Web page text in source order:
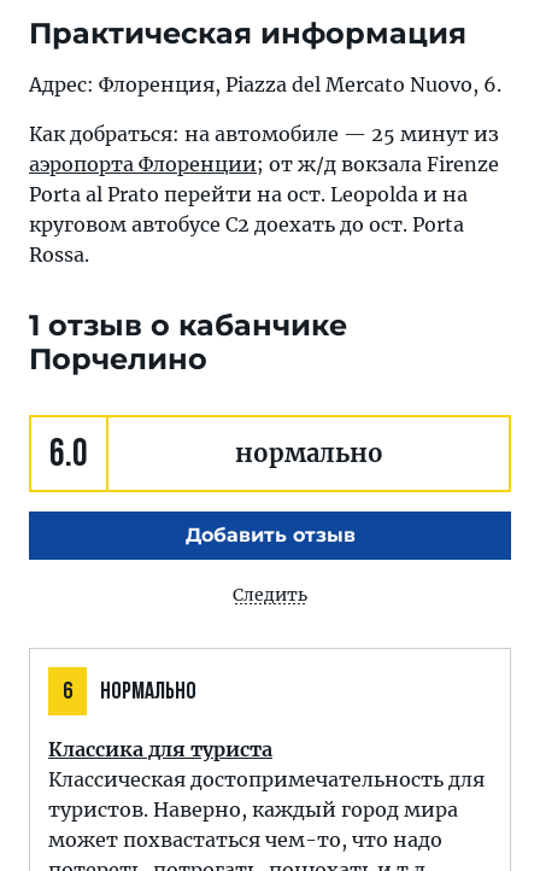
Практическая информация
Адрес: Флоренция, Piazza del Mercato Nuovo, 6.
Как добраться: на автомобиле — 25 минут из
аэропорта Флоренции; от ж/д вокзала Firenze
Porta al Prato перейти на ост. Leopolda и на
круговом автобусе С2 доехать до ост. Porta
Rossa.
1 отзыв о кабанчике
Порчелино
6.0 нормально
Добавить отзыв
Следить
6 НОРМАЛЬНО
Классика для туриста
Классическая достопримечательность для
туристов. Наверно, каждый город мира
может похвастаться чем-то, что надо